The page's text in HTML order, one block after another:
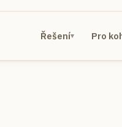
Řešení▾ Pro